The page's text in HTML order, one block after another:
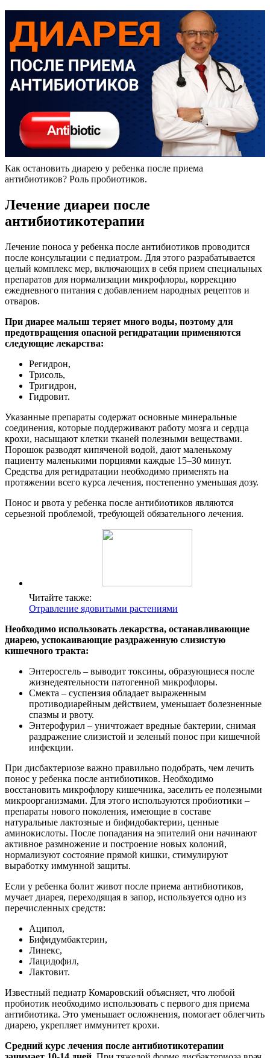
Как остановить диарею у ребенка после приема
антибиотиков? Роль пробиотиков.
Лечение диареи после
антибиотикотерапии
Лечение поноса у ребенка после антибиотиков проводится
после консультации с педиатром. Для этого разрабатывается
целый комплекс мер, включающих в себя прием специальных
препаратов для нормализации микрофлоры, коррекцию
ежедневного питания с добавлением народных рецептов и
отваров.
При диарее малыш теряет много воды, поэтому для
предотвращения опасной регидратации применяются
следующие лекарства:
Регидрон,
Трисоль,
Тригидрон,
Гидровит.
Указанные препараты содержат основные минеральные
соединения, которые поддерживают работу мозга и сердца
крохи, насыщают клетки тканей полезными веществами.
Порошок разводят кипяченой водой, дают маленькому
пациенту маленькими порциями каждые 15–30 минут.
Средства для регидратации необходимо применять на
протяжении всего курса лечения, постепенно уменьшая дозу.
Понос и рвота у ребенка после антибиотиков являются
серьезной проблемой, требующей обязательного лечения.
Читайте также:
Отравление ядовитыми растениями
Необходимо использовать лекарства, останавливающие
диарею, успокаивающие раздраженную слизистую
кишечного тракта:
Энтеросгель – выводит токсины, образующиеся после
жизнедеятельности патогенной микрофлоры.
Смекта – суспензия обладает выраженным
противодиарейным действием, уменьшает болезненные
спазмы и рвоту.
Энтерофурил – уничтожает вредные бактерии, снимая
раздражение слизистой и зеленый понос при кишечной
инфекции.
При дисбактериозе важно правильно подобрать, чем лечить
понос у ребенка после антибиотиков. Необходимо
восстановить микрофлору кишечника, заселить ее полезными
микроорганизмами. Для этого используются пробиотики –
препараты нового поколения, имеющие в составе
натуральные лактозные и бифидобактерии, ценные
аминокислоты. После попадания на эпителий они начинают
активное размножение и построение новых колоний,
нормализуют состояние прямой кишки, стимулируют
выработку иммунной защиты.
Если у ребенка болит живот после приема антибиотиков,
мучает диарея, переходящая в запор, используется одно из
перечисленных средств:
Аципол,
Бифидумбактерин,
Линекс,
Лацидофил,
Лактовит.
Известный педиатр Комаровский объясняет, что любой
пробиотик необходимо использовать с первого дня приема
антибиотика. Это уменьшает осложнения, помогает облегчить
диарею, укрепляет иммунитет крохи.
Средний курс лечения после антибиотикотерапии